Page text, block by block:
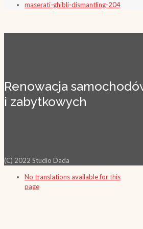
maserati-ghibli-dismantling-204
Renowacja
i zabytkowych
(C) 2022 Studio Dada
No translations available for this
page